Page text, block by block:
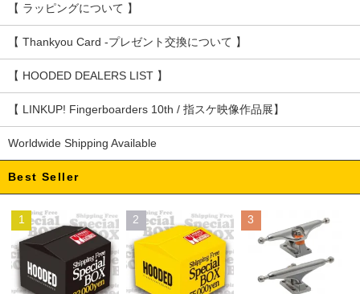
【 ラッピングについて 】
【 Thankyou Card -プレゼント交換について 】
【 HOODED DEALERS LIST 】
【 LINKUP! Fingerboarders 10th / 指スケ映像作品展】
Worldwide Shipping Available
Best Seller
1 2 3